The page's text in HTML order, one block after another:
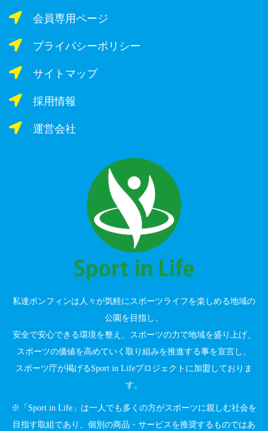
会員専用ページ
プライバシーポリシー
サイトマップ
採用情報
運営会社
私達ボンフィンは人々が気軽にスポーツライフを楽しめる地域の
公園を目指し、
安全で安心できる環境を整え、スポーツの力で地域を盛り上げ、
スポーツの価値を高めていく取り組みを推進する事を宣言し、
スポーツ庁が掲げるSport in Lifeプロジェクトに加盟しておりま
す。
※「Sport in Life」は一人でも多くの方がスポーツに親しむ社会を
目指す取組であり、個別の商品・サービスを推奨するものではあ